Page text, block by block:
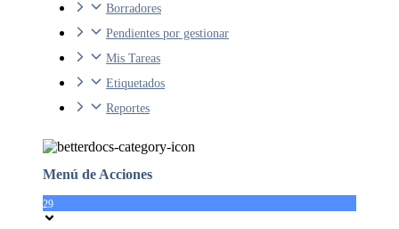
Borradores
Pendientes por gestionar
Mis Tareas
Etiquetados
Reportes
Menú de Acciones
29